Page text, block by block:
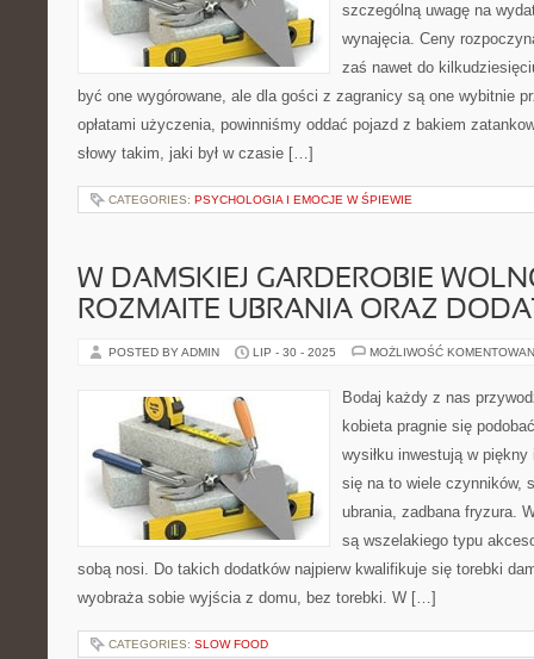
szczególną uwagę na
wynajęcia. Ceny
zaś nawet do
być one wygórowane, ale dla gości z zagranicy są one wybitnie
opłatami użyczenia, powinniśmy oddać pojazd z bakiem
słowy takim, jaki był w czasie […]
CATEGORIES: PSYCHOLOGIA I EMOCJE W ŚPIEWIE
W DAMSKIEJ GARDEROBIE
ROZMAITE UBRANIA ORAZ
POSTED BY ADMIN LIP - 30 - 2025 MOŻLIWOŚĆ
Bodaj każdy z nas
kobieta pragnie się
wysiłku inwestują w
się na to wiele czynników,
ubrania, zadbana fryzura.
są wszelakiego typu
sobą nosi. Do takich dodatków najpierw kwalifikuje się torebki
wyobraża sobie wyjścia z domu, bez torebki. W […]
CATEGORIES: SLOW FOOD